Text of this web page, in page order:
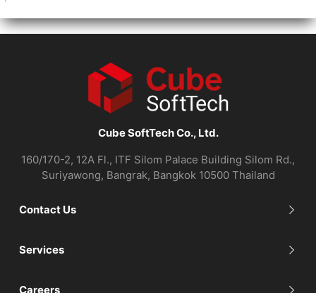
Cube SoftTech Co., Ltd.
160/170-2, 12A Fl., ITF Silom Palace Building Silom Rd.,
Suriyawong, Bangrak, Bangkok 10500 Thailand
Contact Us
Services
Careers